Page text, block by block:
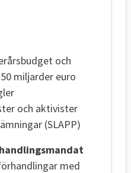
och
miljarder euro
och aktivister
(SLAPP)
med